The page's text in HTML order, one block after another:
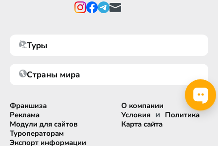
Туры
Страны мира
Франшиза
Реклама
Модули для сайтов
Туроператорам
Экспорт информации
О компании
Условия и Политика
Карта сайта